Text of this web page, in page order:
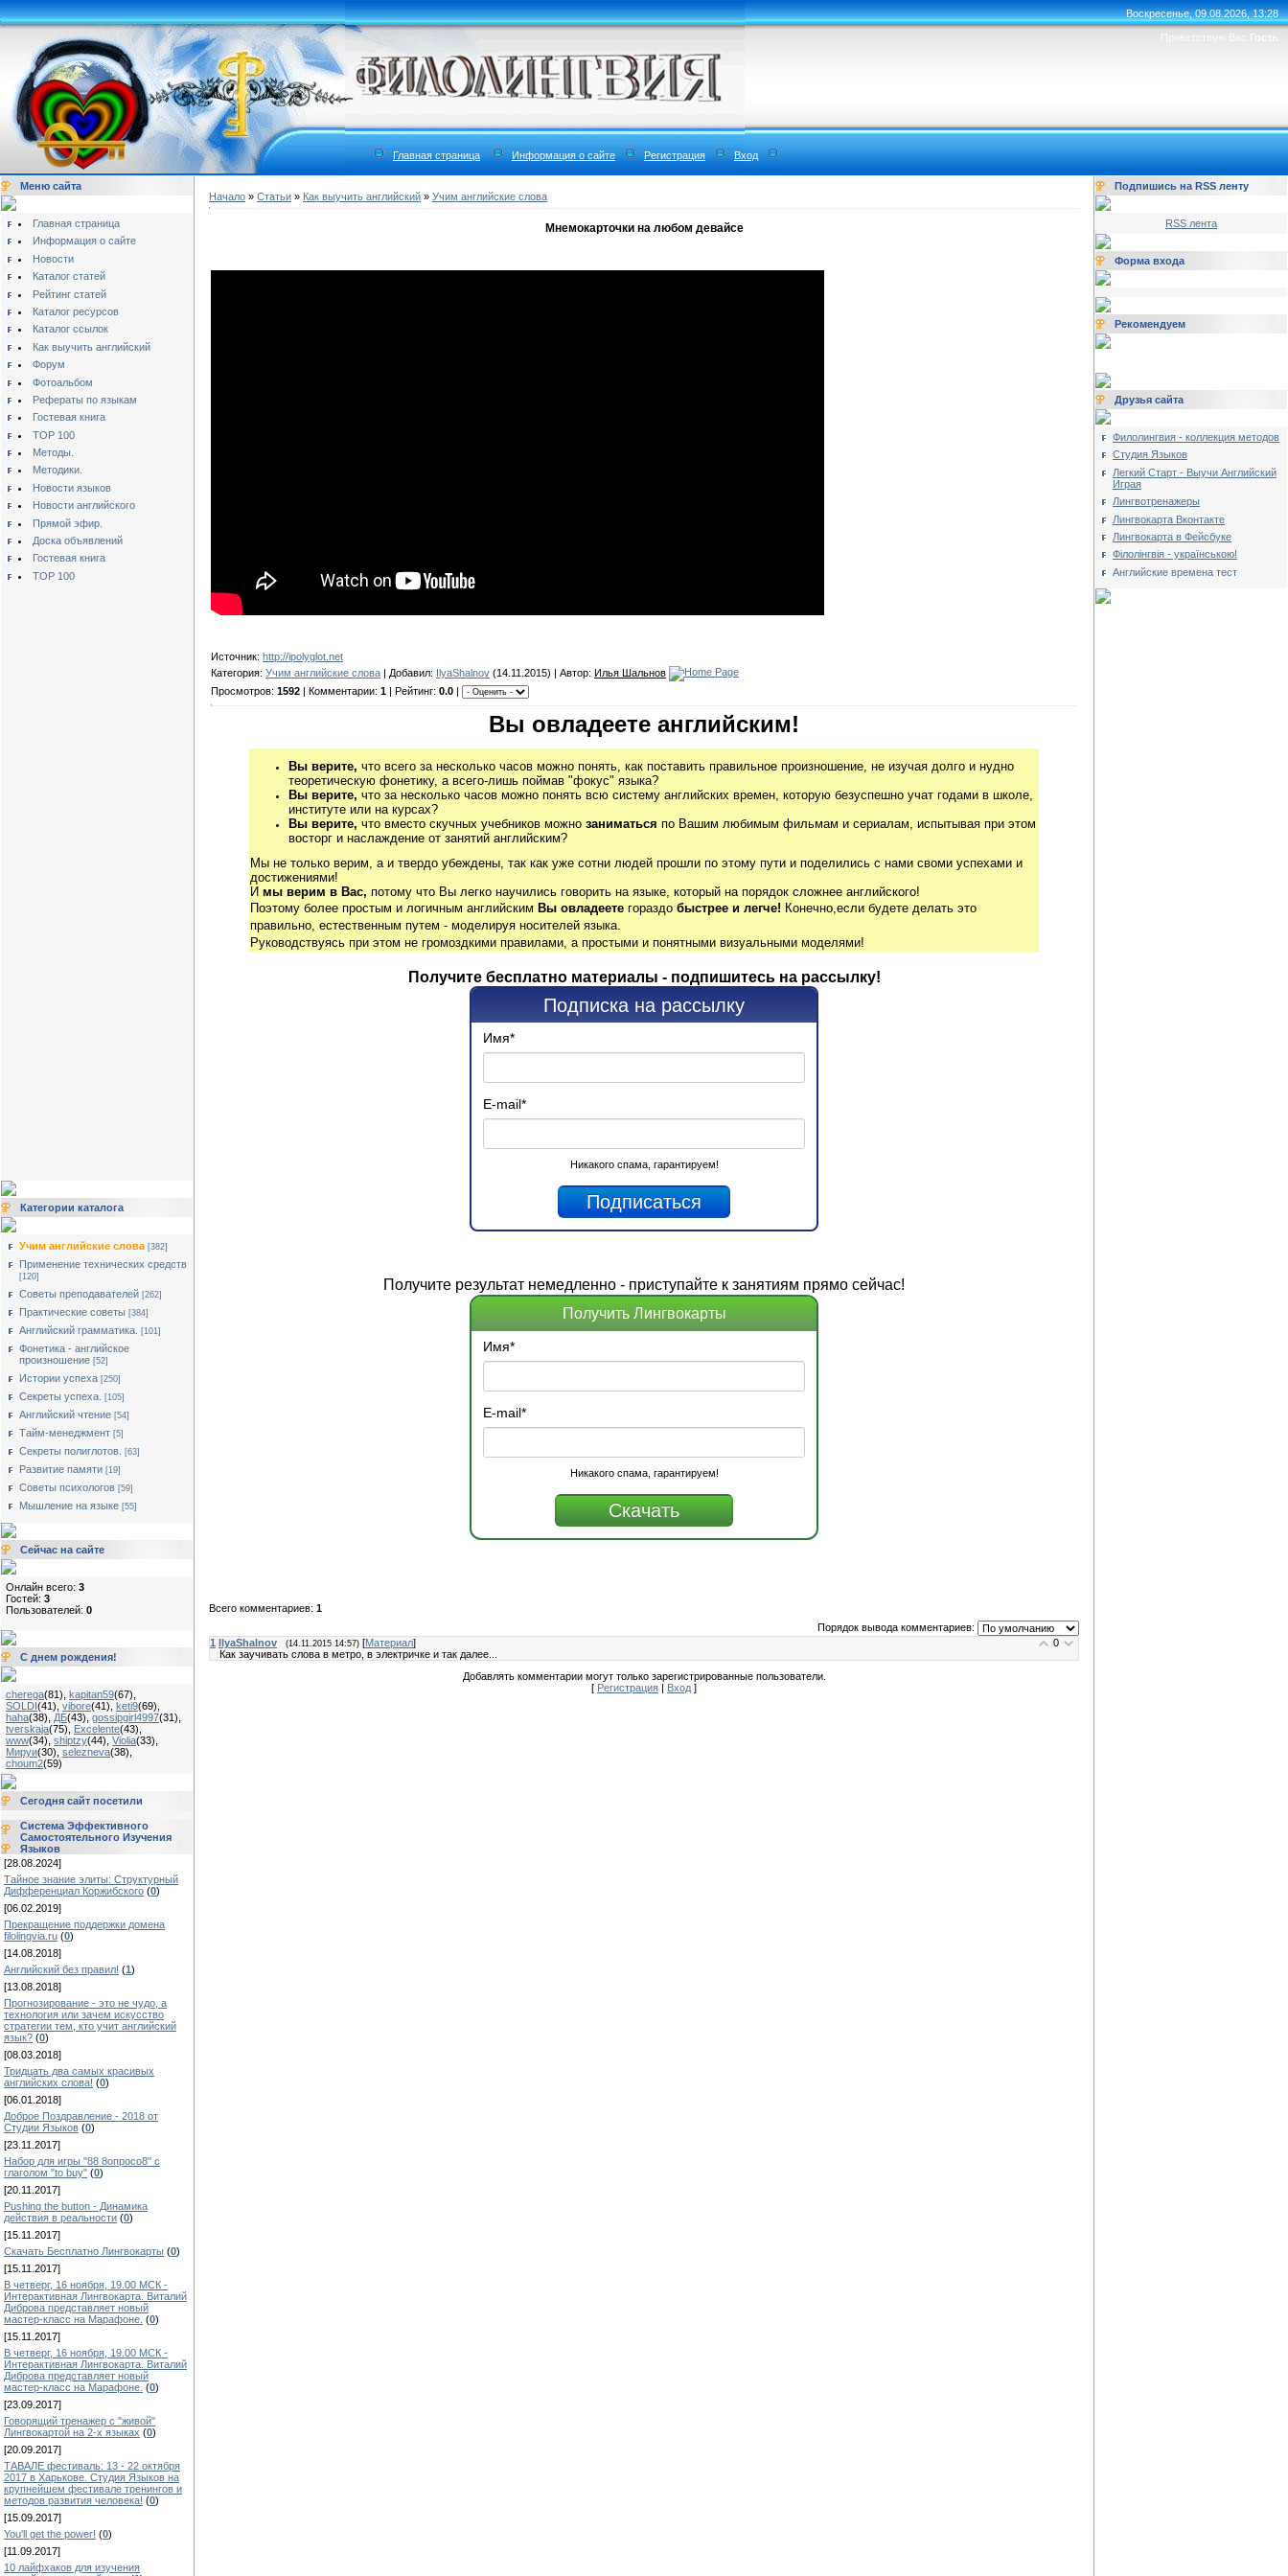
Воскресенье, 09.08.2026, 13:28
Приветствую Вас Гость
Главная страница Информация о сайте Регистрация Вход
Меню сайта
Главная страница
Информация о сайте
Новости
Каталог статей
Рейтинг статей
Каталог ресурсов
Каталог ссылок
Как выучить английский
Форум
Фотоальбом
Рефераты по языкам
Гостевая книга
TOP 100
Методы.
Методики.
Новости языков
Новости английского
Прямой эфир.
Доска объявлений
Гостевая книга
TOP 100
Категории каталога
Учим английские слова [382]
Применение технических средств
[120]
Советы преподавателей [262]
Практические советы [384]
Английский грамматика. [101]
Фонетика - английское
произношение [52]
Истории успеха [250]
Секреты успеха. [105]
Английский чтение [54]
Тайм-менеджмент [5]
Секреты полиглотов. [63]
Развитие памяти [19]
Советы психологов [59]
Мышление на языке [55]
Сейчас на сайте
Онлайн всего: 3
Гостей: 3
Пользователей: 0
С днем рождения!
cherega(81) kapitan59(67)
SOLDI(41) vibore(41) keti9(69)
haha(38) ДБ(43) gossipgirl4997(31)
tverskaja(75) Excelente(43)
www(34) shiptzy(44) Violia(33)
Мируи(30) selezneva(38)
choum2(59)
Сегодня сайт посетили
Система Эффективного
Самостоятельного Изучения
Языков
[28.08.2024]
Тайное знание элиты: Структурный
Дифференциал Коржибского (0)
[06.02.2019]
Прекращение поддержки домена
filolingvia.ru (0)
[14.08.2018]
Английский без правил! (1)
[13.08.2018]
Прогнозирование - это не чудо, а
технология или зачем искусство
стратегии тем, кто учит английский
язык? (0)
[08.03.2018]
Тридцать два самых красивых
английских слова! (0)
[06.01.2018]
Доброе Поздравление - 2018 от
Студии Языков (0)
[23.11.2017]
Набор для игры "88 8опросо8" с
глаголом "to buy" (0)
[20.11.2017]
Pushing the button - Динамика
действия в реальности (0)
[15.11.2017]
Скачать Бесплатно Лингвокарты (0)
[15.11.2017]
В четверг, 16 ноября, 19.00 МСК -
Интерактивная Лингвокарта. Виталий
Диброва представляет новый
мастер-класс на Марафоне. (0)
[15.11.2017]
В четверг, 16 ноября, 19.00 МСК -
Интерактивная Лингвокарта. Виталий
Диброва представляет новый
мастер-класс на Марафоне. (0)
[23.09.2017]
Говорящий тренажер с "живой"
Лингвокартой на 2-х языках (0)
[20.09.2017]
ТАВАЛЕ фестиваль: 13 - 22 октября
2017 в Харькове. Студия Языков на
крупнейшем фестивале тренингов и
методов развития человека! (0)
[15.09.2017]
You'll get the power! (0)
[11.09.2017]
10 лайфхаков для изучения
Начало » Статьи » Как выучить английский » Учим английские слова
Мнемокарточки на любом девайсе
Источник: http://ipolyglot.net
Категория: Учим английские слова | Добавил: IlyaShalnov (14.11.2015) | Автор: Илья Шальнов
Просмотров: 1592 | Комментарии: 1 | Рейтинг: 0.0
Вы овладеете английским!
Вы верите, что всего за несколько часов можно понять, как поставить правильное произношение, не изучая долго и нудно
теоретическую фонетику, а всего-лишь поймав "фокус" языка?
Вы верите, что за несколько часов можно понять всю систему английских времен, которую безуспешно учат годами в школе,
институте или на курсах?
Вы верите, что вместо скучных учебников можно заниматься по Вашим любимым фильмам и сериалам, испытывая при этом
восторг и наслаждение от занятий английским?
Мы не только верим, а и твердо убеждены, так как уже сотни людей прошли по этому пути и поделились с нами своми успехами и
достижениями!
И мы верим в Вас, потому что Вы легко научились говорить на языке, который на порядок сложнее английского!
Поэтому более простым и логичным английским Вы овладеете гораздо быстрее и легче! Конечно,если будете делать это
правильно, естественным путем - моделируя носителей языка.
Руководствуясь при этом не громоздкими правилами, а простыми и понятными визуальными моделями!
Получите бесплатно материалы - подпишитесь на рассылку!
Подписка на рассылку
Имя*
E-mail*
Никакого спама, гарантируем!
Получите результат немедленно - приступайте к занятиям прямо сейчас!
Получить Лингвокарты
Имя*
E-mail*
Никакого спама, гарантируем!
Всего комментариев: 1
Порядок вывода комментариев:
0
1 IlyaShalnov (14.11.2015 14:57) [Материал]
Как заучивать слова в метро, в электричке и так далее...
Добавлять комментарии могут только зарегистрированные пользователи.
[ Регистрация Вход ]
Подпишись на RSS ленту
RSS лента
Форма входа
Рекомендуем
Друзья сайта
Филолингвия - коллекция методов
Студия Языков
Легкий Старт - Выучи Английский
Играя
Лингвотренажеры
Лингвокарта Вконтакте
Лингвокарта в Фейсбуке
Філолінгвія - українською!
Английские времена тест